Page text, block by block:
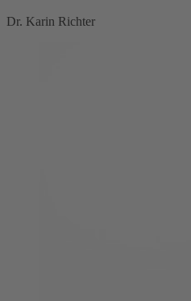
Dr. Karin Richter